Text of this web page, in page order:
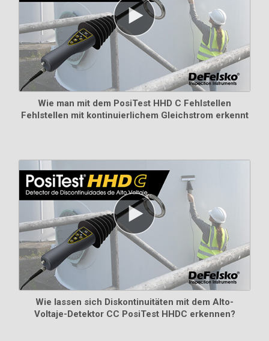
Wie man mit dem PosiTest HHD C Fehlstellen
Fehlstellen mit kontinuierlichem Gleichstrom erkennt
Wie lassen sich Diskontinuitäten mit dem Alto-
Voltaje-Detektor CC PosiTest HHDC erkennen?